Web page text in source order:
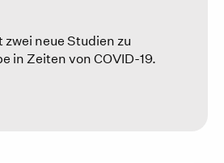
neue Studien zu
in Zeiten von COVID-19.